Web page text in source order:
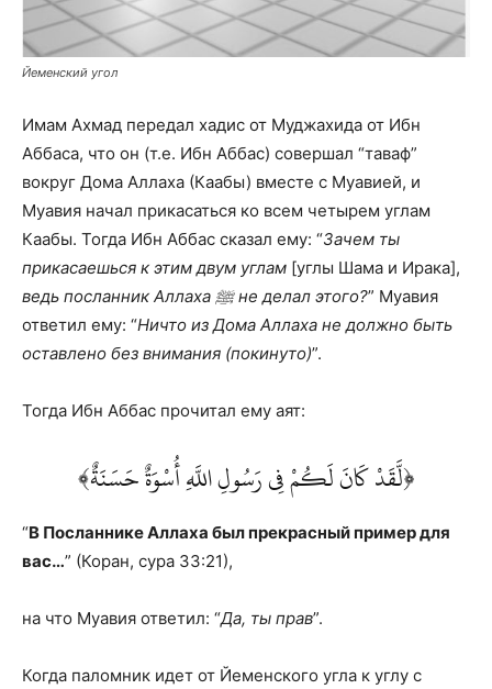
Йеменский угол
Имам Ахмад передал хадис от Муджахида от Ибн
Аббаса, что он (т.е. Ибн Аббас) совершал “таваф”
вокруг Дома Аллаха (Каабы) вместе с Муавией, и
Муавия начал прикасаться ко всем четырем углам
Каабы. Тогда Ибн Аббас сказал ему: “Зачем ты
прикасаешься к этим двум углам [углы Шама и Ирака],
ведь посланник Аллаха ﷺ не делал этого?” Муавия
ответил ему: “Ничто из Дома Аллаха не должно быть
оставлено без внимания (покинуто)”.
Тогда Ибн Аббас прочитал ему аят:
﴿لَّقَدْ كَانَ لَكُمْ فِي رَسُولِ اللَّهِ أُسْوَةٌ حَسَنَةٌ﴾
“В Посланнике Аллаха был прекрасный пример для
вас…” (Коран, сура 33:21),
на что Муавия ответил: “Да, ты прав”.
Когда паломник идет от Йеменского угла к углу с